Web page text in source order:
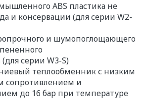
ABS пластика не
и консервации (для серии W2-
и шумопоглощающего
серии W3-S)
теплообменник с низким
сопротивлением и
до 16 бар при температуре